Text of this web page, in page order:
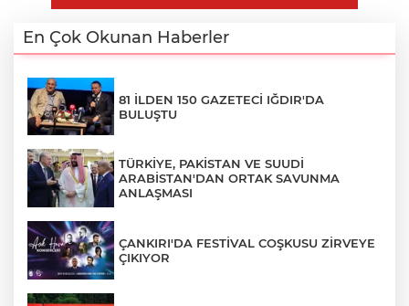
En Çok Okunan Haberler
81 İLDEN 150 GAZETECİ IĞDIR'DA
BULUŞTU
TÜRKİYE, PAKİSTAN VE SUUDİ
ARABİSTAN'DAN ORTAK SAVUNMA
ANLAŞMASI
ÇANKIRI'DA FESTİVAL COŞKUSU ZİRVEYE
ÇIKIYOR